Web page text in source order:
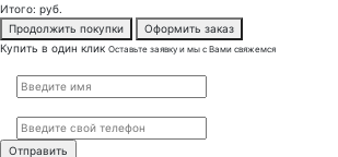
Итого: руб.
Продолжить покупки
Оформить заказ
Купить в один клик Оставьте заявку и мы с Вами свяжемся